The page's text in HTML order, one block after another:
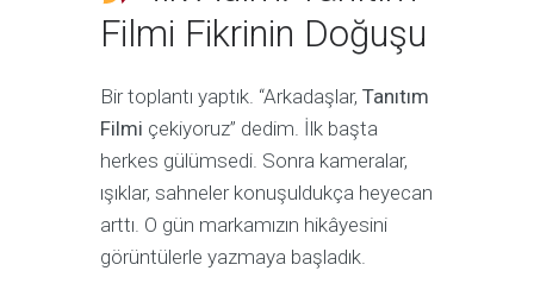
Filmi Fikrinin Doğuşu
Bir toplantı yaptık. “Arkadaşlar, Tanıtım
Filmi çekiyoruz” dedim. İlk başta
herkes gülümsedi. Sonra kameralar,
ışıklar, sahneler konuşuldukça heyecan
arttı. O gün markamızın hikâyesini
görüntülerle yazmaya başladık.